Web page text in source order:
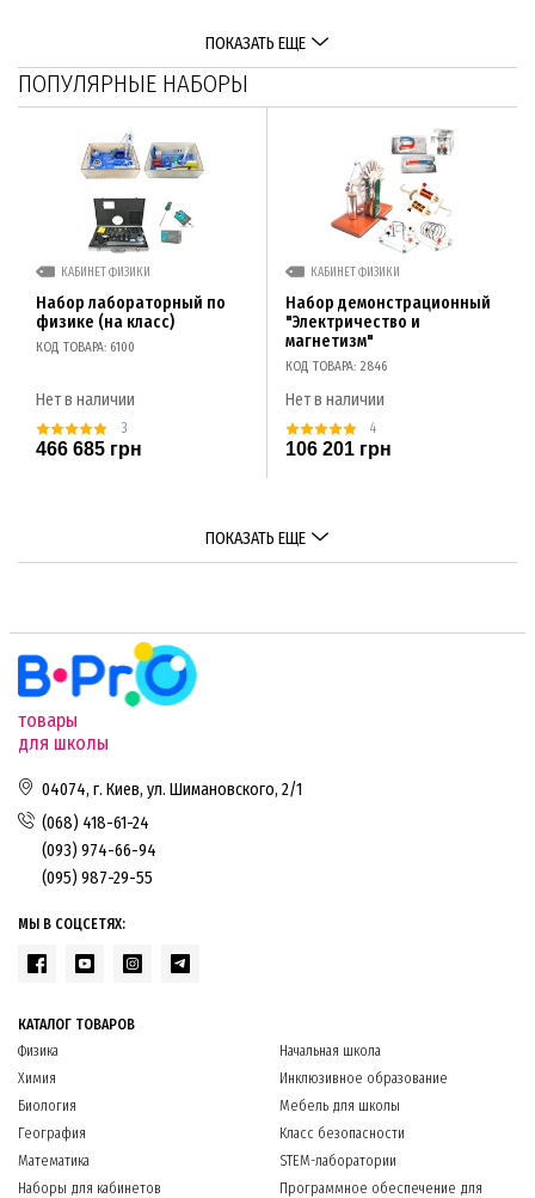
ПОКАЗАТЬ ЕЩЕ
ПОПУЛЯРНЫЕ НАБОРЫ
КАБИНЕТ ФИЗИКИ
Набор лабораторный по
физике (на класс)
КОД ТОВАРА: 6100
Нет в наличии
3
466 685 грн
КАБИНЕТ ФИЗИКИ
Набор демонстрационный
"Электричество и
магнетизм"
КОД ТОВАРА: 2846
Нет в наличии
4
106 201 грн
ПОКАЗАТЬ ЕЩЕ
товары
для школы
04074, г. Киев, ул. Шимановского, 2/1
(068) 418-61-24
(093) 974-66-94
(095) 987-29-55
МЫ В СОЦСЕТЯХ:
КАТАЛОГ ТОВАРОВ
Физика
Химия
Биология
География
Математика
Наборы для кабинетов
Начальная школа
Инклюзивное образование
Мебель для школы
Класс безопасности
STEM-лаборатории
Программное обеспечение для